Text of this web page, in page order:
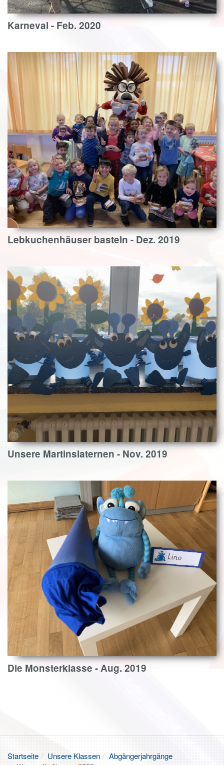
Karneval - Feb. 2020
Lebkuchenhäuser basteln - Dez. 2019
Unsere Martinslaternen - Nov. 2019
Die Monsterklasse - Aug. 2019
Startseite Unsere Klassen
Abgängerjahrgänge